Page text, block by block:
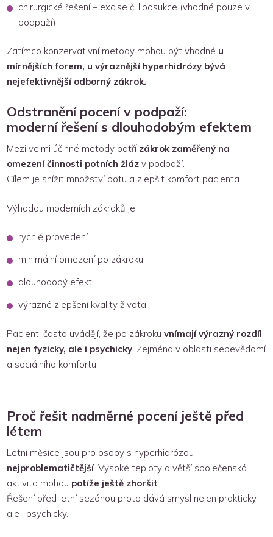
chirurgické řešení – excise či liposukce (vhodné pouze v
podpaží)
Zatímco konzervativní metody mohou být vhodné u
mírnějších forem, u výraznější hyperhidrózy bývá
nejefektivnější odborný zákrok.
Odstranění pocení v podpaží:
moderní řešení s dlouhodobým efektem
Mezi velmi účinné metody patří zákrok zaměřený na
omezení činnosti potních žláz v podpaží.
Cílem je snížit množství potu a zlepšit komfort pacienta.
Výhodou moderních zákroků je:
rychlé provedení
minimální omezení po zákroku
dlouhodobý efekt
výrazné zlepšení kvality života
Pacienti často uvádějí, že po zákrokuvnímají výrazný rozdíl
nejen fyzicky, ale i psychicky . Zejména v oblasti sebevědomí
a sociálního komfortu.
Proč řešit nadměrné pocení ještě před
létem
Letní měsíce jsou pro osoby s hyperhidrózou
nejproblematičtější. Vysoké teploty a větší společenská
aktivita mohou potíže ještě zhoršit
Řešení před letní sezónou proto dává smysl nejen prakticky,
ale i psychicky.